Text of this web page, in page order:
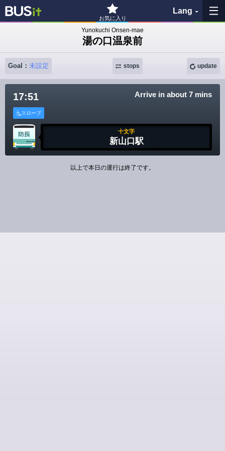
お気に入り
Lang
My Favorites
History
See the map
各バス会社リンク先
問題を報告
Yunokuchi Onsen-mae
湯の口温泉前
Goal： 未設定 update
stops
17:51 Arrive in about 7 mins
スロープ
十文字
新山口駅
以上で本日の運行は終了です。